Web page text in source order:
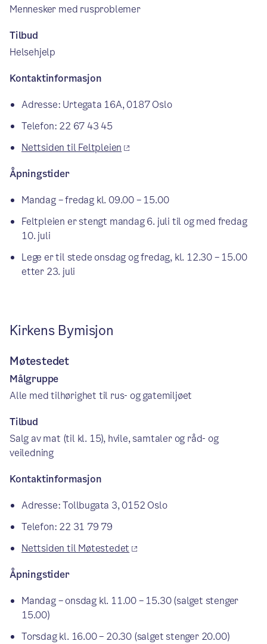
Mennesker med rusproblemer
Tilbud
Helsehjelp
Kontaktinformasjon
Adresse: Urtegata 16A, 0187 Oslo
Telefon: 22 67 43 45
Nettsiden til Feltpleien
Åpningstider
Mandag – fredag kl. 09.00 – 15.00
Feltpleien er stengt mandag 6. juli til og med fredag
10. juli
Lege er til stede onsdag og fredag, kl. 12.30 – 15.00
etter 23. juli
Kirkens Bymisjon
Møtestedet
Målgruppe
Alle med tilhørighet til rus- og gatemiljøet
Tilbud
Salg av mat (til kl. 15), hvile, samtaler og råd- og
veiledning
Kontaktinformasjon
Adresse: Tollbugata 3, 0152 Oslo
Telefon: 22 31 79 79
Nettsiden til Møtestedet
Åpningstider
Mandag – onsdag kl. 11.00 – 15.30 (salget stenger
15.00)
Torsdag kl. 16.00 – 20.30 (salget stenger 20.00)